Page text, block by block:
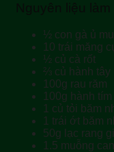
Nguyên liệu làm
½ con gà ủ
10 trái măng
½ củ cà rốt
⅔ củ hành tây
100g rau răm
100g hành tím
1 củ tỏi băm
1 trái ớt băm
50g lạc rang
1.5 muỗng